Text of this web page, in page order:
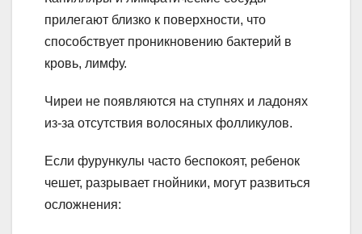
прилегают близко к поверхности, что
способствует проникновению бактерий в
кровь, лимфу.
Чиреи не появляются на ступнях и ладонях
из-за отсутствия волосяных фолликулов.
Если фурункулы часто беспокоят, ребенок
чешет, разрывает гнойники, могут развиться
осложнения: